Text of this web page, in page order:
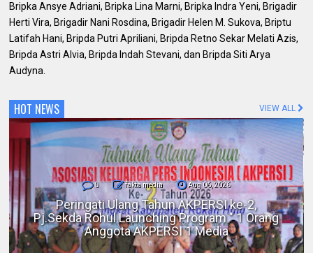
Bripka Ansye Adriani, Bripka Lina Marni, Bripka Indra Yeni, Brigadir
Herti Vira, Brigadir Nani Rosdina, Brigadir Helen M. Sukova, Briptu
Latifah Hani, Bripda Putri Apriliani, Bripda Retno Sekar Melati Azis,
Bripda Astri Alvia, Bripda Indah Stevani, dan Bripda Siti Arya
Audyna.
HOT NEWS VIEW ALL
0 fakta media Aug 06, 2026
Polres Inhil bersama Pemkab Inhil dan
BKSDA Riau Perkuat Sinergi Tangani
Gangguan Kera Liar di Tembilahan